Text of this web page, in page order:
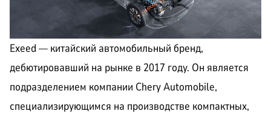
ЛИЗИНГ
КОРПОРАТИВНЫМ
КЛИЕНТАМ
Exeed — китайский автомобильный бренд,
дебютировавший на рынке в 2017 году. Он является
подразделением компании Chery Automobile,
специализирующимся на производстве компактных,